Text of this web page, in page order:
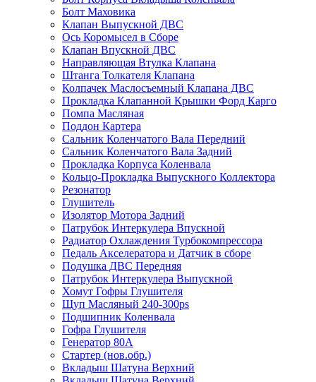
Болт Маховика
Клапан Выпускной ДВС
Ось Коромысел в Сборе
Клапан Впускной ДВС
Направляющая Втулка Клапана
Штанга Толкателя Клапана
Колпачек Маслосъемный Клапана ДВС
Прокладка Клапанной Крышки Форд Карго
Помпа Масляная
Поддон Картера
Сальник Коленчатого Вала Передний
Сальник Коленчатого Вала Задний
Прокладка Корпуса Коленвала
Кольцо-Прокладка Выпускного Коллектора
Резонатор
Глушитель
Изолятор Мотора Задний
Патрубок Интеркулера Впускной
Радиатор Охлаждения Турбокомпрессора
Педаль Акселератора и Датчик в сборе
Подушка ДВС Передняя
Патрубок Интеркулера Выпускной
Хомут Гофры Глушителя
Щуп Масляный 240-300ps
Подшипник Коленвала
Гофра Глушителя
Генератор 80A
Стартер (нов.обр.)
Вкладыш Шатуна Верхний